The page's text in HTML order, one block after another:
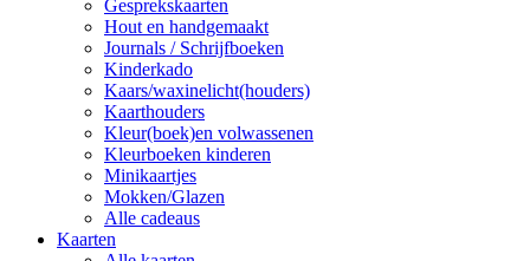
Gesprekskaarten
Hout en handgemaakt
Journals / Schrijfboeken
Kinderkado
Kaars/waxinelicht(houders)
Kaarthouders
Kleur(boek)en volwassenen
Kleurboeken kinderen
Minikaartjes
Mokken/Glazen
Alle cadeaus
Kaarten